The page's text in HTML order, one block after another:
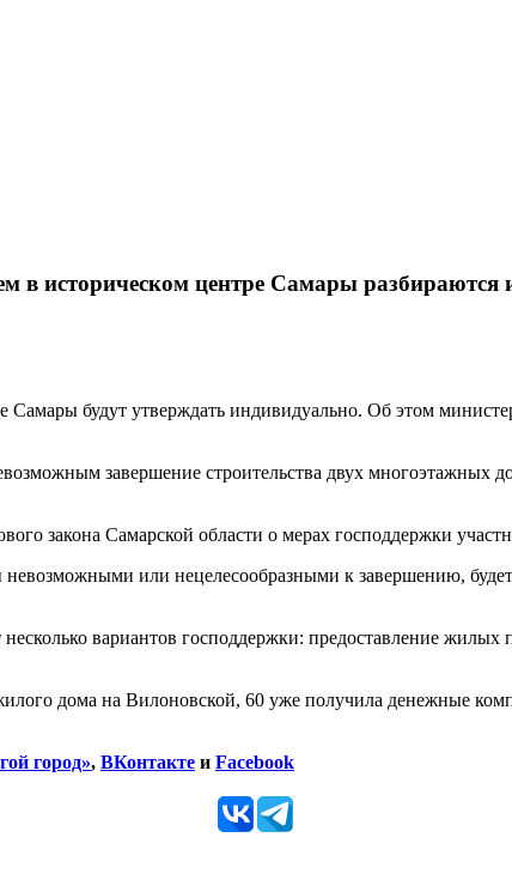
в историческом центре Самары разбираются
будут утверждать индивидуально. Об этом
завершение строительства двух многоэтажных
закона Самарской области о мерах господдержки
или нецелесообразными к завершению,
вариантов господдержки: предоставление
дома на Вилоновской, 60 уже получила денежные
город», ВКонтакте и Facebook